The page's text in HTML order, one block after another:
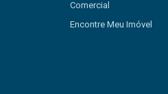
Comercial
Encontre Meu Imóvel